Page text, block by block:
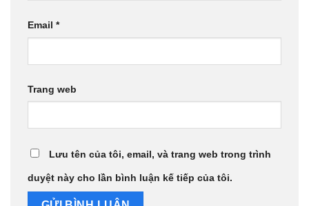
Email *
Trang web
Lưu tên của tôi, email, và trang web trong trình
duyệt này cho lần bình luận kế tiếp của tôi.